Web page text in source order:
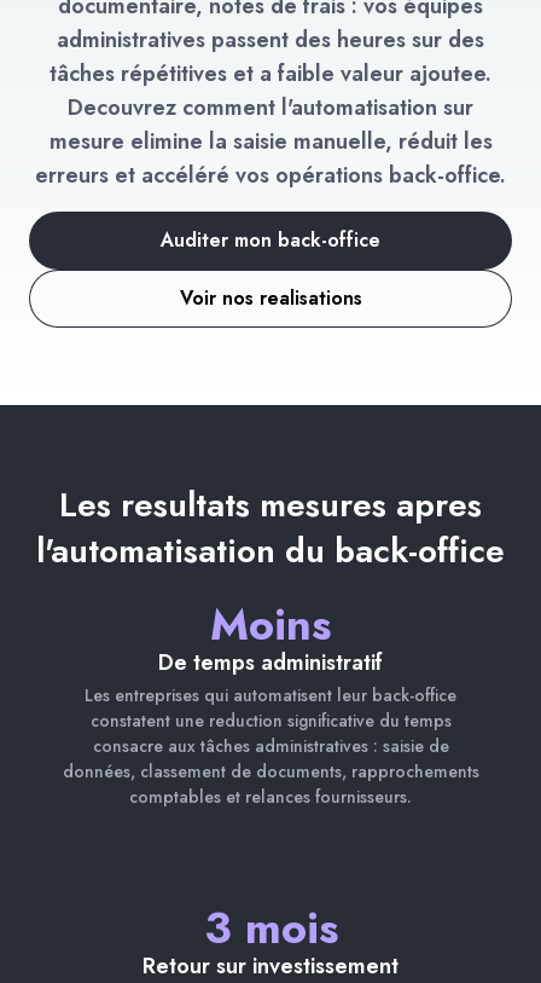
administratives passent des heures sur des
tâches répétitives et a faible valeur ajoutee.
Decouvrez comment l'automatisation sur
mesure elimine la saisie manuelle, réduit les
erreurs et accéléré vos opérations back-office.
Auditer mon back-office
Voir nos realisations
Les resultats mesures apres
l'automatisation du back-office
Moins
De temps administratif
Les entreprises qui automatisent leur back-office
constatent une reduction significative du temps
consacre aux tâches administratives : saisie de
données, classement de documents, rapprochements
comptables et relances fournisseurs.
3 mois
Retour sur investissement